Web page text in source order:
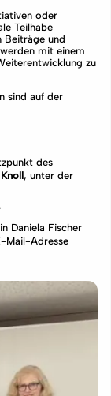
oder
Teilhabe
Beiträge und
mit einem
zu
sind auf der
des
, unter der
Daniela Fischer
Mail-Adresse